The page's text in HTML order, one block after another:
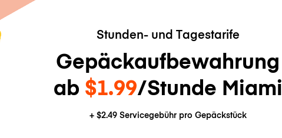
Stunden- und Tagestarife
Gepäckaufbewahrung
ab $1.99/Stunde Miami
+ $2.49Servicegebühr pro Gepäckstück